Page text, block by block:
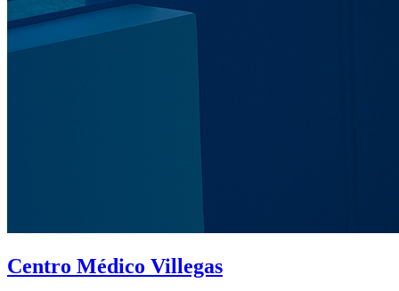
Centro Médico Villegas